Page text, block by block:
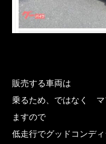
販売する車両は
乗るため、ではなく マ
ますので
低走行でグッドコンディ